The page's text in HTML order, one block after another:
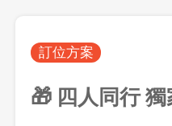
訂位方案
🎁 四人同行